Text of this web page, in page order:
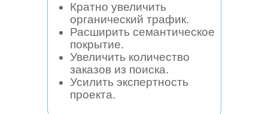
Кратно увеличить
органический трафик.
Расширить семантическое
покрытие.
Увеличить количество
заказов из поиска.
Усилить экспертность
проекта.